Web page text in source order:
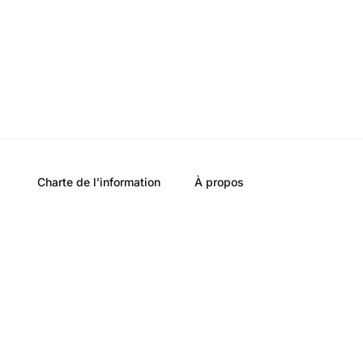
Charte de l’information À propos